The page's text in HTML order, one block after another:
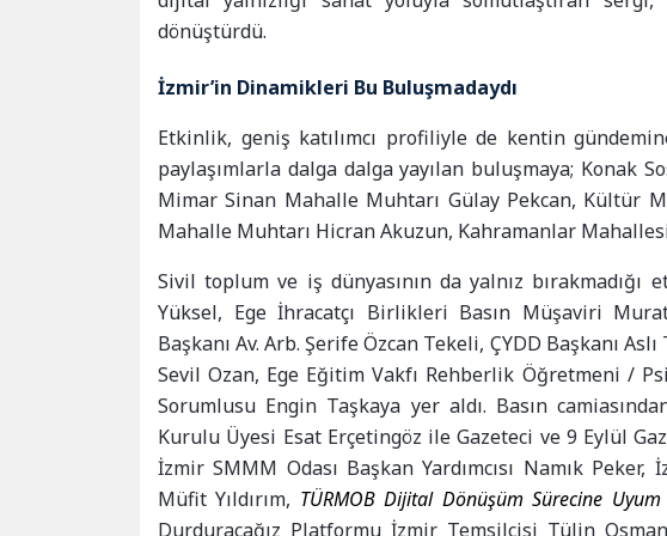
dönüştürdü.
İzmir’in Dinamikleri Bu Buluşmadaydı
Etkinlik, geniş katılımcı profiliyle de kentin
paylaşımlarla dalga dalga yayılan buluşmaya; Konak
Mimar Sinan Mahalle Muhtarı Gülay Pekcan, Kültür
Mahalle Muhtarı Hicran Akuzun, Kahramanlar
Sivil toplum ve iş dünyasının da yalnız bırakmadığı
Yüksel, Ege İhracatçı Birlikleri Basın Müşaviri
Başkanı Av. Arb. Şerife Özcan Tekeli, ÇYDD Başkanı
Sevil Ozan, Ege Eğitim Vakfı Rehberlik Öğretmeni /
Sorumlusu Engin Taşkaya yer aldı. Basın
Kurulu Üyesi Esat Erçetingöz ile Gazeteci ve 9 Eylül
İzmir SMMM Odası Başkan Yardımcısı Namık
Müfit Yıldırım, TÜRMOB Dijital Dönüşüm Sürecine
Durduracağız Platformu İzmir Temsilcisi Tülin